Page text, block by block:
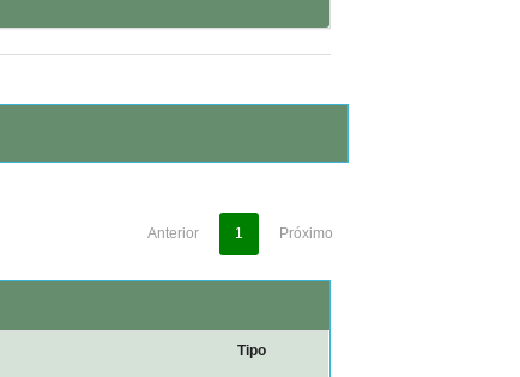
Anterior 1 Próximo
Tipo